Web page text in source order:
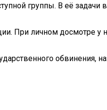
группы. В её задачи
При личном досмотре у
обвинения,